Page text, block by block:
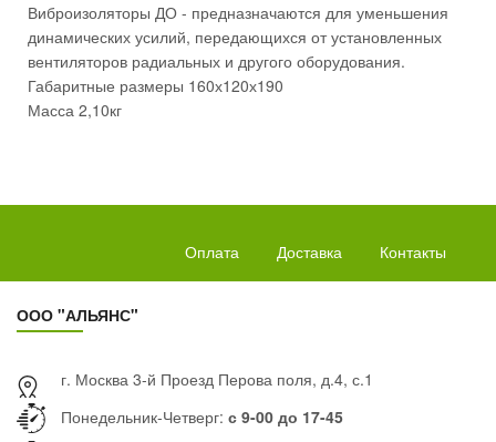
Виброизоляторы ДО - предназначаются для уменьшения
динамических усилий, передающихся от установленных
вентиляторов радиальных и другого оборудования.
Габаритные размеры 160х120х190
Масса 2,10кг
Оплата Доставка Контакты
ООО "АЛЬЯНС"
г. Москва 3-й Проезд Перова поля, д.4, с.1
Понедельник-Четверг: с 9-00 до 17-45